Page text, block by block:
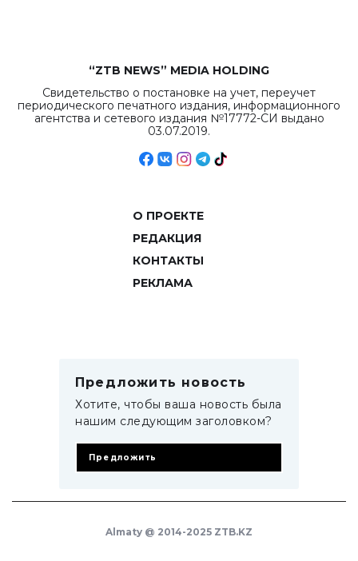
“ZTB NEWS” MEDIA HOLDING
Свидетельство о постановке на учет, переучет
периодического печатного издания, информационного
агентства и сетевого издания №17772-СИ выдано
03.07.2019.
О ПРОЕКТЕ
РЕДАКЦИЯ
КОНТАКТЫ
РЕКЛАМА
Предложить новость
Хотите, чтобы ваша новость была
нашим следующим заголовком?
Предложить
Almaty @ 2014-2025 ZTB.KZ